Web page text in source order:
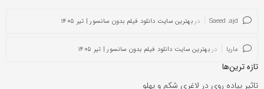
Saeed .ajd در بهترین سایت دانلود فیلم بدون سانسور | تیر ۱۴۰۵
ماریا در بهترین سایت دانلود فیلم بدون سانسور | تیر ۱۴۰۵
تازه ترین‌ها
تاثیر پیاده روی در لاغری شکم و پهلو